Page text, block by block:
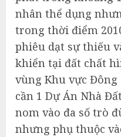
nhân thể dụng
trong thời điểm
phiêu dạt sự thiếu
khiển tại đất chất
vùng Khu vực Đông
cần 1 Dự Án Nhà
nom vào đa số trò
nhưng phụ thuộc